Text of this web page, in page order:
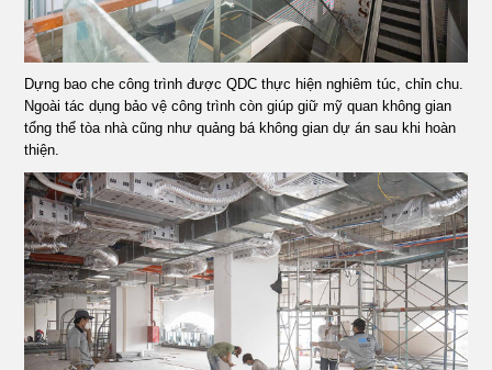
Dựng bao che công trình được QDC thực hiện nghiêm túc, chỉn chu.
Ngoài tác dụng bảo vệ công trình còn giúp giữ mỹ quan không gian
tổng thể tòa nhà cũng như quảng bá không gian dự án sau khi hoàn
thiện.